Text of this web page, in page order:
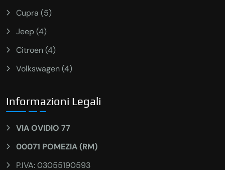
Cupra (5)
Jeep (4)
Citroen (4)
Volkswagen (4)
Informazioni Legali
VIA OVIDIO 77
00071 POMEZIA (RM)
P.IVA: 03055190593